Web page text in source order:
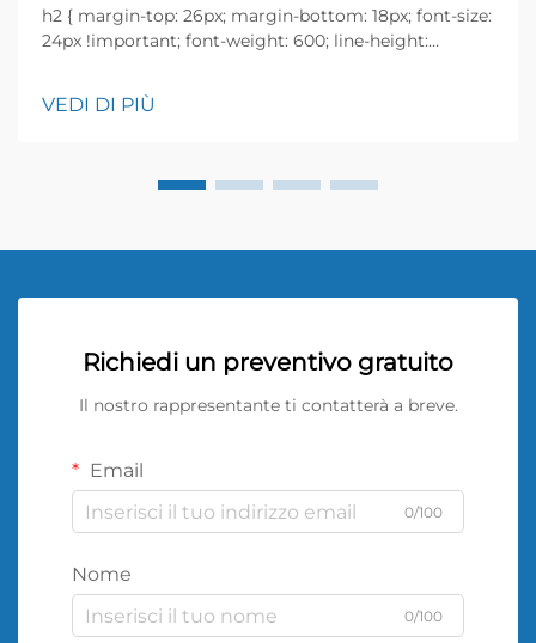
h2 { margin-top: 26px; margin-bottom: 18px; font-size:
24px !important; font-weight: 600; line-height:
font-size: 20px !important; font-weight: 600; line-
height: ...}
VEDI DI PIÙ
Richiedi un preventivo gratuito
Il nostro rappresentante ti contatterà a breve.
Email
0/100
Nome
0/100